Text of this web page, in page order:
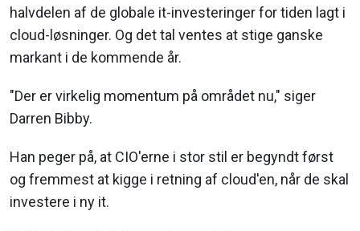
halvdelen af de globale it-investeringer for tiden lagt i
cloud-løsninger. Og det tal ventes at stige ganske
markant i de kommende år.
"Der er virkelig momentum på området nu," siger
Darren Bibby.
Han peger på, at CIO'erne i stor stil er begyndt først
og fremmest at kigge i retning af cloud'en, når de skal
investere i ny it.